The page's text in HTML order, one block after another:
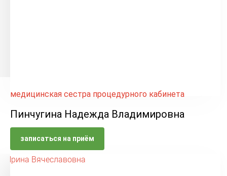
медицинская сестра процедурного кабинета
Пинчугина Надежда Владимировна
записаться на приём